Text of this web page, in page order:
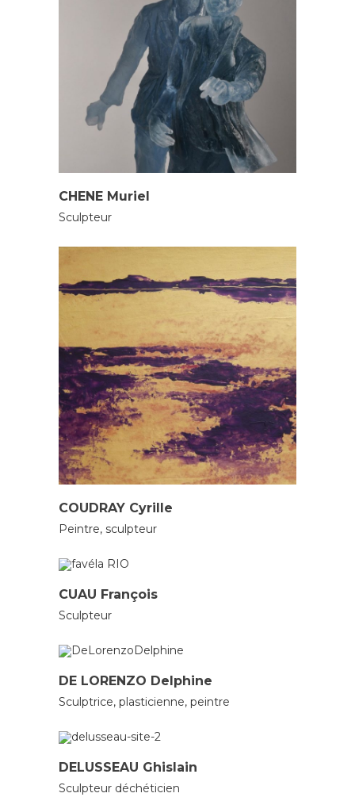
SCULPTEURS
CHENE Muriel
Sculpteur
PEINTRES SCULPTEURS
COUDRAY Cyrille
Peintre, sculpteur
CUAU François
Sculpteur
CÉRAMISTES
DE LORENZO Delphine
Sculptrice, plasticienne, peintre
DELUSSEAU Ghislain
Sculpteur déchéticien